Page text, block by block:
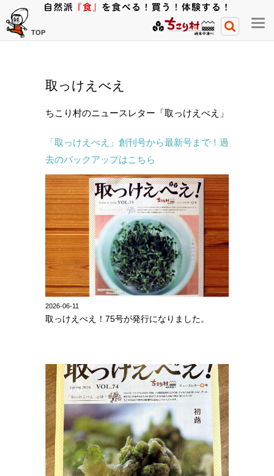
TOP
メ
ニ
取っけえべえ
ちこり村のニュースレター「取っけえべえ」
「取っけえべえ」創刊号から最新号まで！過
去のバックアップはこちら
2026-06-11
取っけえべえ！75号が発行になりました。